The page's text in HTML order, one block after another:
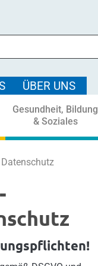
ÜBER UNS
Gesundheit, Bildung
& Soziales